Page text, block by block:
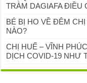
TRÀM DAGIAFA ĐIỀU
BÉ BỊ HO VỀ ĐÊM
NÀO?
CHỊ HUẾ – VĨNH
DỊCH COVID-19 NHƯ